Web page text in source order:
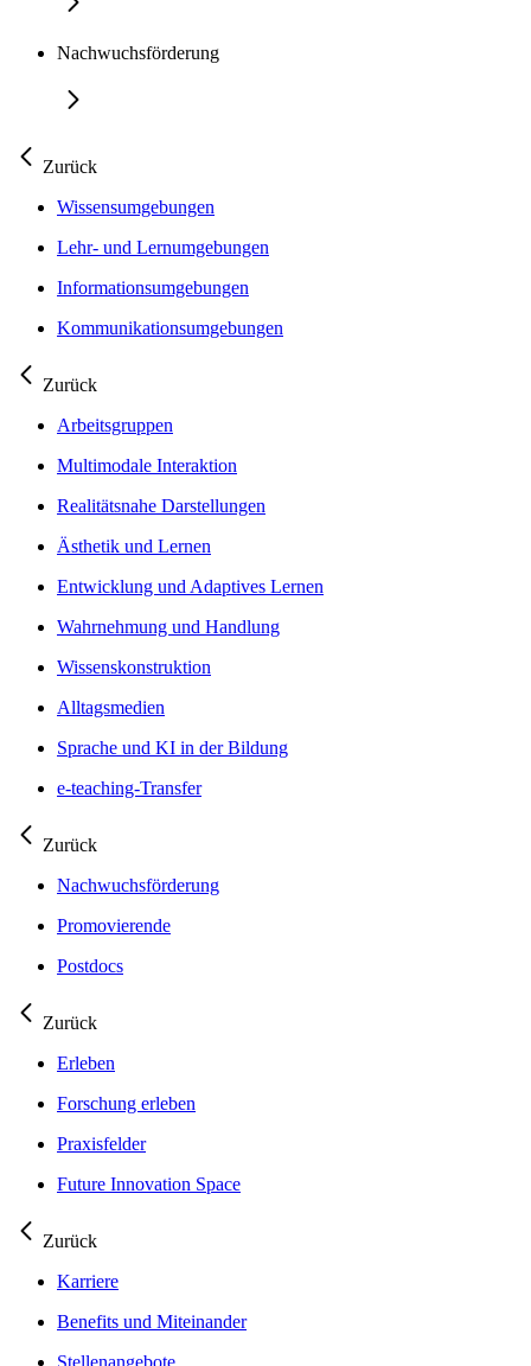
Nachwuchsförderung
Zurück
Wissensumgebungen
Lehr- und Lernumgebungen
Informationsumgebungen
Kommunikationsumgebungen
Zurück
Arbeitsgruppen
Multimodale Interaktion
Realitätsnahe Darstellungen
Ästhetik und Lernen
Entwicklung und Adaptives Lernen
Wahrnehmung und Handlung
Wissenskonstruktion
Alltagsmedien
Sprache und KI in der Bildung
e-teaching-Transfer
Zurück
Nachwuchsförderung
Promovierende
Postdocs
Zurück
Erleben
Forschung erleben
Praxisfelder
Future Innovation Space
Zurück
Karriere
Benefits und Miteinander
Stellenangebote